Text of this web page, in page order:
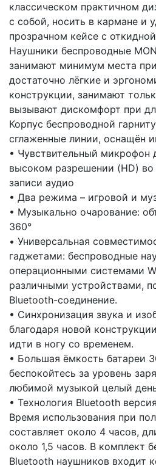
классическом практичном
с собой, носить в кармане и
прозрачном кейсе с
Наушники беспроводные
занимают минимум места
достаточно лёгкие и
конструкции, занимают
вызывают дискомфорт при
Корпус беспроводной
сглаженные линии, оснащён
• Чувствительный микрофон
высоком разрешении (HD) во
записи аудио
• Два режима – игровой и
• Музыкально очарование:
360°
• Универсальная
гаджетами: беспроводные
операционными системами
различными устройствами,
Bluetooth-соединение.
• Синхронизация звука и
благодаря новой
идти в ногу со временем.
• Большая ёмкость батареи
беспокойтесь за уровень
любимой музыкой целый
• Технология Bluetooth
Время использования при
составляет около 4 часов,
около 1,5 часов. В комплект
Bluetooth наушников входит